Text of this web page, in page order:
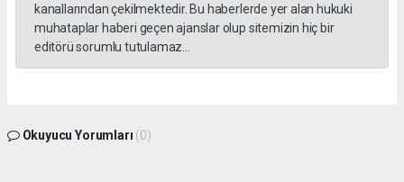
kanallarından çekilmektedir. Bu haberlerde yer alan hukuki
muhataplar haberi geçen ajanslar olup sitemizin hiç bir
editörü sorumlu tutulamaz...
Okuyucu Yorumları (0)